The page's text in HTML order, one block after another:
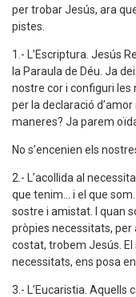
per trobar Jesús, ara
pistes.
1.- L’Escriptura. Jesús
la Paraula de Déu. Ja
nostre cor i configuri
per la declaració
maneres? Ja parem
No s’encenien els
2.- L’acollida al
que tenim... i el que
sostre i amistat. I quan
pròpies necessitats, per
costat, trobem Jesús.
necessitats, ens posa
3.- L’Eucaristia. Aquells